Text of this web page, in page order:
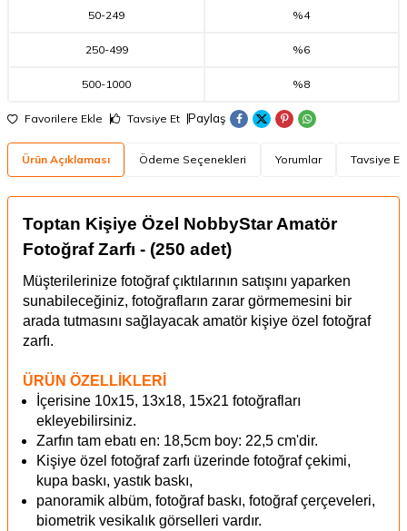
50-249 %4
250-499 %6
500-1000 %8
Favorilere Ekle Tavsiye Et Paylaş
Ürün Açıklaması Ödeme Seçenekleri Yorumlar Tavsiye Et
Toptan Kişiye Özel NobbyStar Amatör
Fotoğraf Zarfı - (250 adet)
Müşterilerinize fotoğraf çıktılarının satışını yaparken
sunabileceğiniz, fotoğrafların zarar görmemesini bir
arada tutmasını sağlayacak amatör kişiye özel fotoğraf
zarfı.
ÜRÜN ÖZELLİKLERİ
İçerisine 10x15, 13x18, 15x21 fotoğrafları
ekleyebilirsiniz.
Zarfın tam ebatı en: 18,5cm boy: 22,5 cm'dir.
Kişiye özel fotoğraf zarfı üzerinde fotoğraf çekimi,
kupa baskı, yastık baskı,
panoramik albüm, fotoğraf baskı, fotoğraf çerçeveleri,
biometrik vesikalık görselleri vardır.